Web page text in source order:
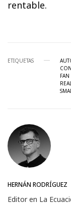
rentable.
ETIQUETAS
FAN
HERNÁN RODRÍGUEZ
Editor en La